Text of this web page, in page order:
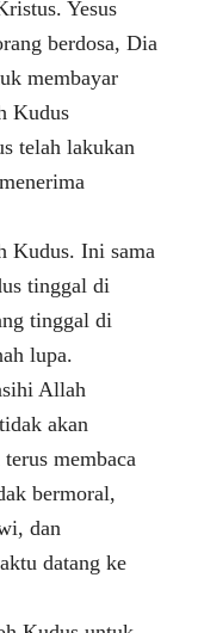
Yesus
berdosa, Dia
membayar
Kudus
telah lakukan
Kudus. Ini sama
tinggal di
tinggal di
lupa.
Allah
akan
membaca
bermoral,
dan
datang ke